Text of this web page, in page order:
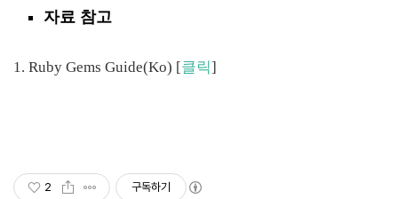
자료 참고
1. Ruby Gems Guide(Ko) [클릭]
2 구독하기